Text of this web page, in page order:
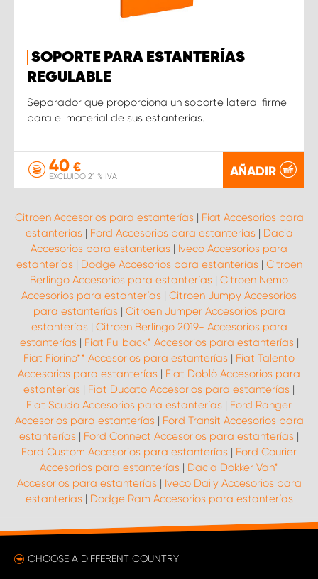
SOPORTE PARA ESTANTERÍAS
REGULABLE
Separador que proporciona un soporte lateral firme
para el material de sus estanterías.
40 €
EXCLUIDO 21 % IVA AÑADIR
Citroen Accesorios para estanterías | Fiat Accesorios para
estanterías | Ford Accesorios para estanterías | Dacia
Accesorios para estanterías | Iveco Accesorios para
estanterías | Dodge Accesorios para estanterías | Citroen
Berlingo Accesorios para estanterías | Citroen Nemo
Accesorios para estanterías | Citroen Jumpy Accesorios
para estanterías | Citroen Jumper Accesorios para
estanterías | Citroen Berlingo 2019- Accesorios para
estanterías | Fiat Fullback* Accesorios para estanterías |
Fiat Fiorino** Accesorios para estanterías | Fiat Talento
Accesorios para estanterías | Fiat Doblò Accesorios para
estanterías | Fiat Ducato Accesorios para estanterías |
Fiat Scudo Accesorios para estanterías | Ford Ranger
Accesorios para estanterías | Ford Transit Accesorios para
estanterías | Ford Connect Accesorios para estanterías |
Ford Custom Accesorios para estanterías | Ford Courier
Accesorios para estanterías | Dacia Dokker Van*
Accesorios para estanterías | Iveco Daily Accesorios para
estanterías | Dodge Ram Accesorios para estanterías
CHOOSE A DIFFERENT COUNTRY